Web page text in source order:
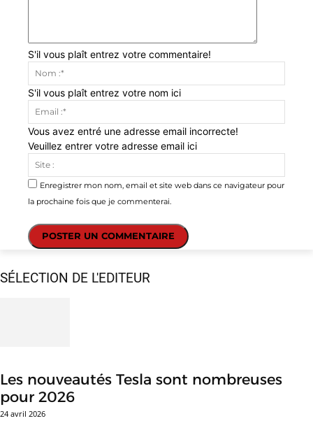
S'il vous plaît entrez votre commentaire!
:*
S'il vous plaît entrez votre nom ici
:*
Vous avez entré une adresse email incorrecte!
Veuillez entrer votre adresse email ici
:
Enregistrer mon nom, email et site web dans ce navigateur pour
la prochaine fois que je commenterai.
SÉLECTION DE L'EDITEUR
Les nouveautés Tesla sont nombreuses
pour 2026
24 avril 2026